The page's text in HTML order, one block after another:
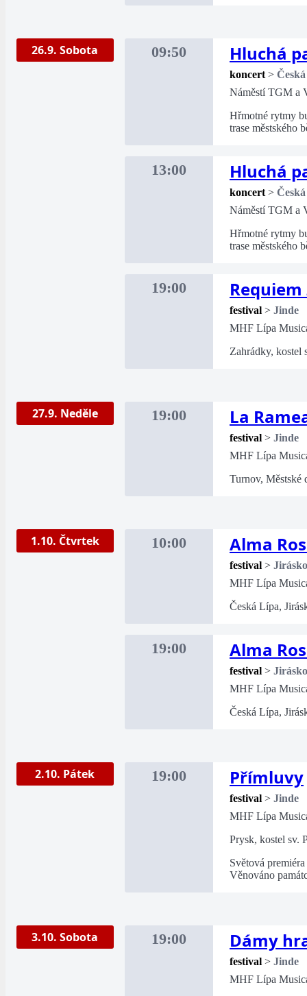
26.9. Sobota 09:50 Hluchá
koncert >
Náměstí TGM a
Hřmotné rytmy
trase městského
13:00 Hluchá
koncert >
Náměstí TGM a
Hřmotné rytmy
trase městského
19:00
festival > Jinde
MHF Lípa
Zahrádky, kostel
27.9. Neděle 19:00 La
festival > Jinde
MHF Lípa
Turnov, Městské
1.10. Čtvrtek 10:00 Alma
festival >
MHF Lípa
Česká Lípa,
19:00 Alma
festival >
MHF Lípa
Česká Lípa,
2.10. Pátek 19:00 Přímluvy
festival > Jinde
MHF Lípa
Prysk, kostel sv.
Světová premiéra
Věnováno
3.10. Sobota 19:00 Dámy
festival > Jinde
MHF Lípa